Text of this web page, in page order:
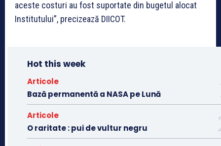
aceste costuri au fost suportate din bugetul alocat
Institutului”, precizează DIICOT.
Hot this week
Articole
Bază permanentă a NASA pe Lună
Articole
O raritate : pui de vultur negru